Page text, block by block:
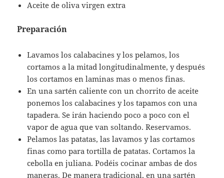
Aceite de oliva virgen extra
Preparación
Lavamos los calabacines y los pelamos, los
cortamos a la mitad longitudinalmente, y después
los cortamos en laminas mas o menos finas.
En una sartén caliente con un chorrito de aceite
ponemos los calabacines y los tapamos con una
tapadera. Se irán haciendo poco a poco con el
vapor de agua que van soltando. Reservamos.
Pelamos las patatas, las lavamos y las cortamos
finas como para tortilla de patatas. Cortamos la
cebolla en juliana. Podéis cocinar ambas de dos
maneras. De manera tradicional, en una sartén